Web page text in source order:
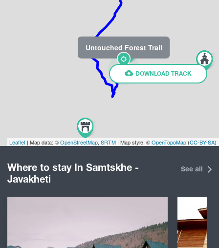
Untouched Forest Trail
Leaflet | Map data: ©OpenStreetMap, SRTM | Map style: ©OpenTopoMap (CC-BY-SA)
DOWNLOAD TRACK
Where to stay In Samtskhe -
Javakheti
See all